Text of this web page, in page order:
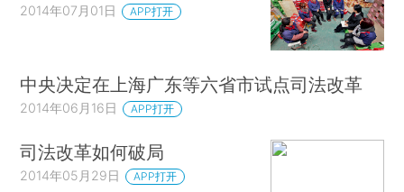
2014年07月01日 APP打开
中央决定在上海广东等六省市试点司法改革
2014年06月16日 APP打开
司法改革如何破局
2014年05月29日 APP打开